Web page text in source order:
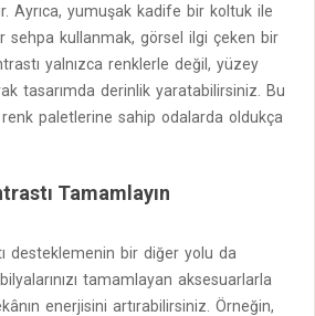
Ayrıca, yumuşak kadife bir koltuk ile
sehpa kullanmak, görsel ilgi çeken bir
yalnızca renklerle değil, yüzey
tasarımda derinlik yaratabilirsiniz. Bu
paletlerine sahip odalarda oldukça
Tamamlayın
desteklemenin bir diğer yolu da
tamamlayan aksesuarlarla
enerjisini artırabilirsiniz. Örneğin,